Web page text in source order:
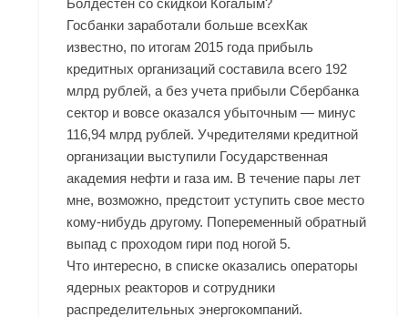
Болдестен со скидкой Когалым?
Госбанки заработали больше всехКак
известно, по итогам 2015 года прибыль
кредитных организаций составила всего 192
млрд рублей, а без учета прибыли Сбербанка
сектор и вовсе оказался убыточным — минус
116,94 млрд рублей. Учредителями кредитной
организации выступили Государственная
академия нефти и газа им. В течение пары лет
мне, возможно, предстоит уступить свое место
кому-нибудь другому. Попеременный обратный
выпад с проходом гири под ногой 5.
Что интересно, в списке оказались операторы
ядерных реакторов и сотрудники
распределительных энергокомпаний.